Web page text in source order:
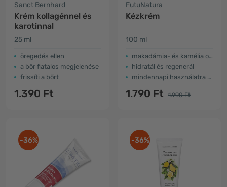
Sanct Bernhard
Krém kollagénnel és
karotinnal
25 ml
öregedés ellen
a bőr fiatalos megjelenése
frissíti a bőrt
1.390 Ft
FutuNatura
Kézkrém
100 ml
makadámia- és kamélia olajjal
hidratál és regenerál
mindennapi használatra alkalmas
1.790 Ft 1.990 Ft
-36% -36%